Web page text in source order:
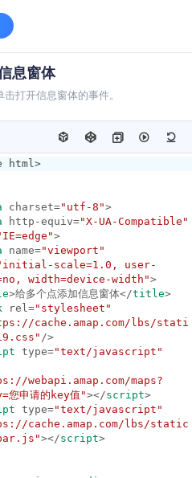
高德地图小程序
管理
提效
小程序API
空间智能开放平台
智能开放平台 NEW
实空间信息解答业务问题
大模型开发工具
MCP Server NEW 创建工单
息窗体
打开信息窗体的事件。
html>
charset="utf-8">
http-equiv="X-UA-Compatible"
>
name="viewport"
scale=1.0, user-
width=device-width">
>给多个点添加信息窗体</title>
rel="stylesheet"
cache.amap.com/lbs/stati
/>
type="text/javascript"
webapi.amap.com/maps?
您申请的key值"></script>
type="text/javascript"
cache.amap.com/lbs/static
></script>